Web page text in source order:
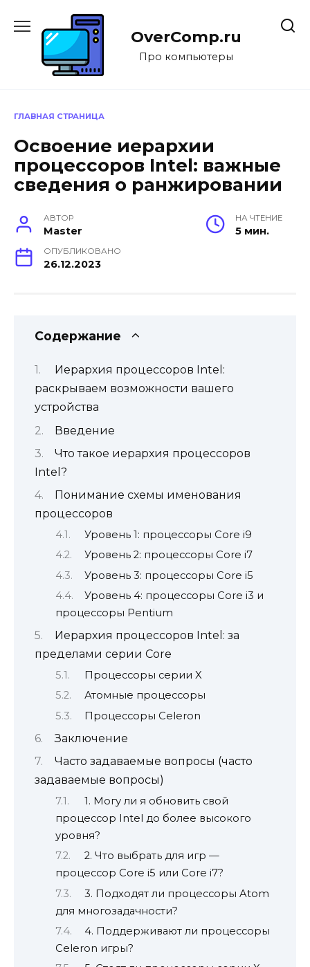
содержанию
OverComp.ru
Про компьютеры
ГЛАВНАЯ СТРАНИЦА
Освоение иерархии
процессоров Intel: важные
сведения о ранжировании
АВТОР
Master
НА ЧТЕНИЕ
5 мин.
ОПУБЛИКОВАНО
26.12.2023
Содержание
Иерархия процессоров Intel:
раскрываем возможности вашего
устройства
Введение
Что такое иерархия процессоров
Intel?
Понимание схемы именования
процессоров
Уровень 1: процессоры Core i9
Уровень 2: процессоры Core i7
Уровень 3: процессоры Core i5
Уровень 4: процессоры Core i3 и
процессоры Pentium
Иерархия процессоров Intel: за
пределами серии Core
Процессоры серии X
Атомные процессоры
Процессоры Celeron
Заключение
Часто задаваемые вопросы (часто
задаваемые вопросы)
1. Могу ли я обновить свой
процессор Intel до более высокого
уровня?
2. Что выбрать для игр —
процессор Core i5 или Core i7?
3. Подходят ли процессоры Atom
для многозадачности?
4. Поддерживают ли процессоры
Celeron игры?